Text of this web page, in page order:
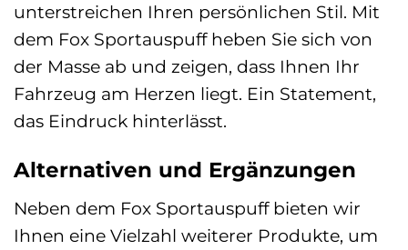
unterstreichen Ihren persönlichen Stil. Mit
dem Fox Sportauspuff heben Sie sich von
der Masse ab und zeigen, dass Ihnen Ihr
Fahrzeug am Herzen liegt. Ein Statement,
das Eindruck hinterlässt.
Alternativen und Ergänzungen
Neben dem Fox Sportauspuff bieten wir
Ihnen eine Vielzahl weiterer Produkte, um